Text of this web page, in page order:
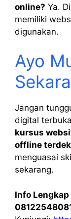
online? Ya.
memiliki
digunakan.
Ayo
Jangan
digital
kursus
offline
menguasai
sekarang.
Info